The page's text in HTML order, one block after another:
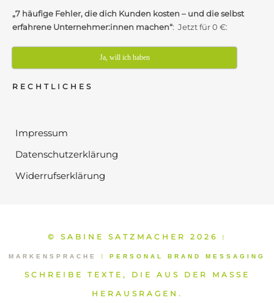
„7 häufige Fehler, die dich Kunden kosten – und die selbst
erfahrene Unternehmer:innen machen“: Jetzt für 0 €:
Ja, will ich haben
RECHTLICHES
Impressum
Datenschutzerklärung
Widerrufserklärung
© SABINE SATZMACHER 2026 ⁞
MARKENSPRACHE ⁞ PERSONAL BRAND MESSAGING
SCHREIBE TEXTE, DIE AUS DER MASSE
HERAUSRAGEN.